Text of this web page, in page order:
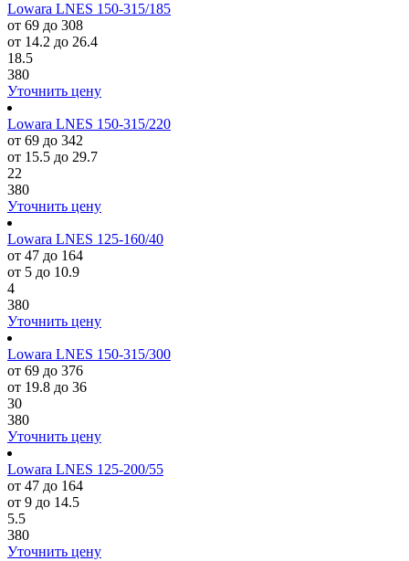
Lowara LNES 150-315/185
от 69 до 308
от 14.2 до 26.4
18.5
380
Уточнить цену
Lowara LNES 150-315/220
от 69 до 342
от 15.5 до 29.7
22
380
Уточнить цену
Lowara LNES 125-160/40
от 47 до 164
от 5 до 10.9
4
380
Уточнить цену
Lowara LNES 150-315/300
от 69 до 376
от 19.8 до 36
30
380
Уточнить цену
Lowara LNES 125-200/55
от 47 до 164
от 9 до 14.5
5.5
380
Уточнить цену